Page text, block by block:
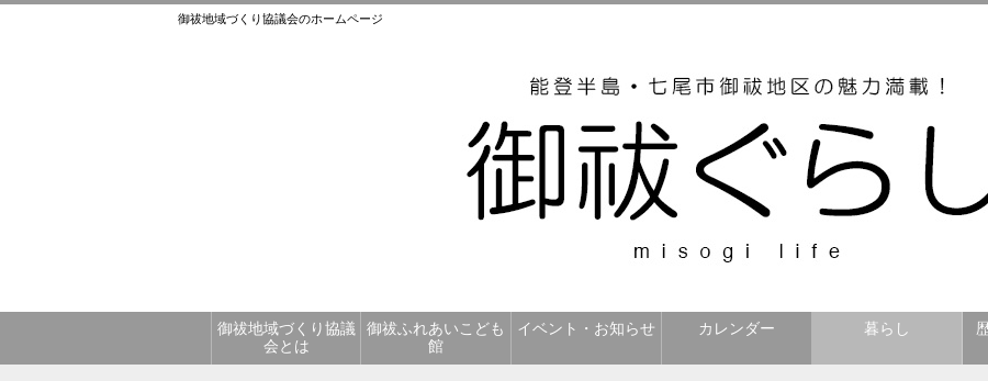
御祓地域づくり協議会のホームページ
御祓地域づくり協議
会とは
御祓ふれあいこども
館
イベント・お知らせ カレンダー 暮らし